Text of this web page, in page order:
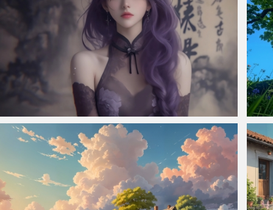
仙侠凌仙 紫色长卷发美女 古风古典 4K壁纸 夏树